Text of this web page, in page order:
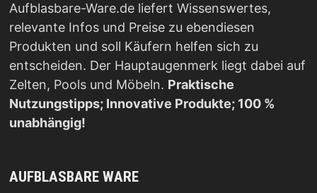
Aufblasbare-Ware.de liefert Wissenswertes,
relevante Infos und Preise zu ebendiesen
Produkten und soll Käufern helfen sich zu
entscheiden. Der Hauptaugenmerk liegt dabei auf
Zelten, Pools und Möbeln. Praktische
Nutzungstipps; Innovative Produkte; 100 %
unabhängig!
AUFBLASBARE WARE